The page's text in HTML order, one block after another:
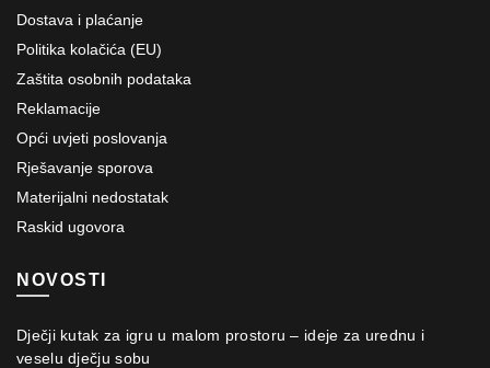
Dostava i plaćanje
Politika kolačića (EU)
Zaštita osobnih podataka
Reklamacije
Opći uvjeti poslovanja
Rješavanje sporova
Materijalni nedostatak
Raskid ugovora
NOVOSTI
Dječji kutak za igru u malom prostoru – ideje za urednu i
veselu dječju sobu